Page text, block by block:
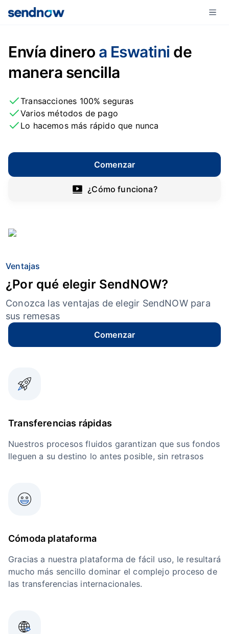
Envía dinero a Eswatini de
manera sencilla
Transacciones 100% seguras
Varios métodos de pago
Lo hacemos más rápido que nunca
Comenzar
¿Cómo funciona?
Ventajas
¿Por qué elegir SendNOW?
Conozca las ventajas de elegir SendNOW para
sus remesas
Comenzar
Transferencias rápidas
Nuestros procesos fluidos garantizan que sus fondos
lleguen a su destino lo antes posible, sin retrasos
Cómoda plataforma
Gracias a nuestra plataforma de fácil uso, le resultará
mucho más sencillo dominar el complejo proceso de
las transferencias internacionales.